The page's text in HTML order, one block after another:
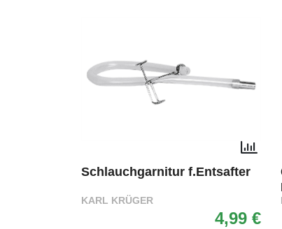
Schlauchgarnitur f.Entsafter
KARL KRÜGER
4,99 €